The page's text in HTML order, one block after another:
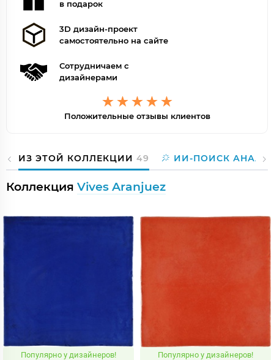
в подарок
3D дизайн-проект
самостоятельно на сайте
Сотрудничаем с
дизайнерами
Положительные отзывы клиентов
ИЗ ЭТОЙ КОЛЛЕКЦИИ 49 ИИ-ПОИСК
Коллекция Vives Aranjuez
Популярно у дизайнеров! Популярно у дизайнеров!